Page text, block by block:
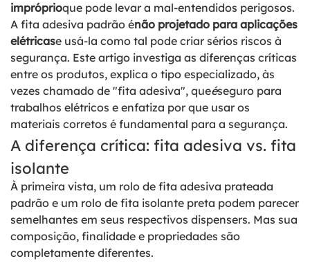
impróprioque pode levar a mal-entendidos perigosos.
A fita adesiva padrão énão projetado para aplicações
elétricase usá-la como tal pode criar sérios riscos à
segurança. Este artigo investiga as diferenças críticas
entre os produtos, explica o tipo especializado, às
vezes chamado de "fita adesiva", queéseguro para
trabalhos elétricos e enfatiza por que usar os
materiais corretos é fundamental para a segurança.
A diferença crítica: fita adesiva vs. fita
isolante
À primeira vista, um rolo de fita adesiva prateada
padrão e um rolo de fita isolante preta podem parecer
semelhantes em seus respectivos dispensers. Mas sua
composição, finalidade e propriedades são
completamente diferentes.